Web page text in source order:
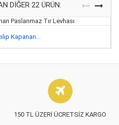
DIĞER 22 ÜRÜN:
Kapanan...
150 TL ÜZERI ÜCRETSIZ KARGO